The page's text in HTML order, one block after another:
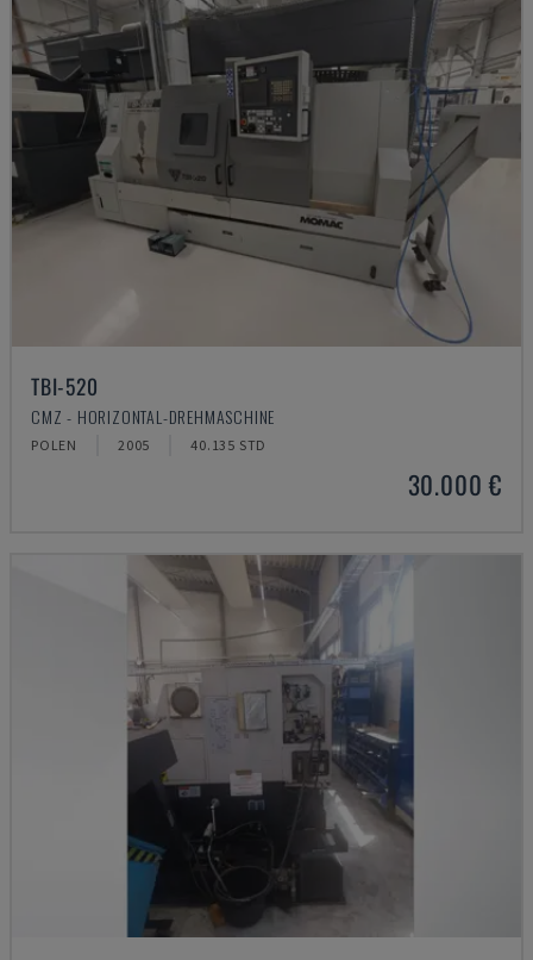
TBI-520
CMZ - HORIZONTAL-DREHMASCHINE
POLEN 2005 40.135 STD
30.000 €